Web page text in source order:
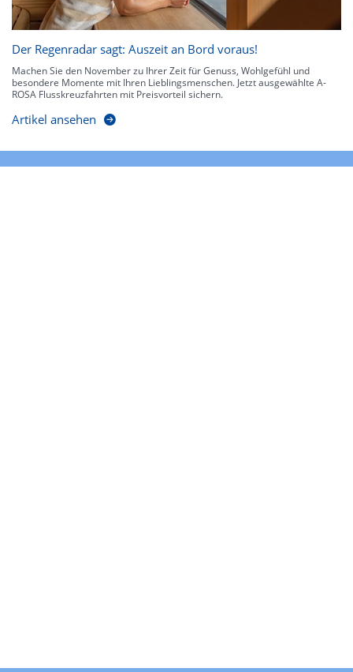
Der Regenradar sagt: Auszeit an Bord voraus!
Machen Sie den November zu Ihrer Zeit für Genuss, Wohlgefühl und
besondere Momente mit Ihren Lieblingsmenschen. Jetzt ausgewählte A-
ROSA Flusskreuzfahrten mit Preisvorteil sichern.
Artikel ansehen